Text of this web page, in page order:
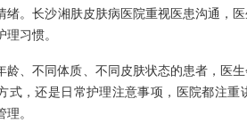
绪。长沙湘肤皮肤病医院重视医患沟通，
习惯。
龄、不同体质、不同皮肤状态的患者，医
式，还是日常护理注意事项，医院都注
。